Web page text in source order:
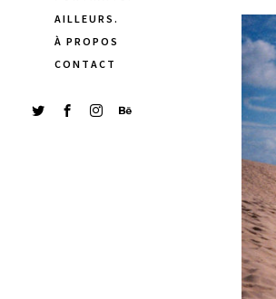
AILLEURS.
À PROPOS
CONTACT